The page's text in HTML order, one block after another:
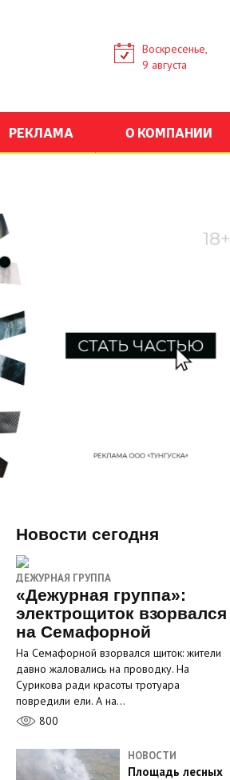
Воскресенье,
9 августа
РЕКЛАМА О КОМПАНИИ
Новости сегодня
ДЕЖУРНАЯ ГРУППА
«Дежурная группа»:
электрощиток взорвался
на Семафорной
На Семафорной взорвался щиток: жители
давно жаловались на проводку. На
Сурикова ради красоты тротуара
повредили ели. А на…
800
НОВОСТИ
Площадь лесных